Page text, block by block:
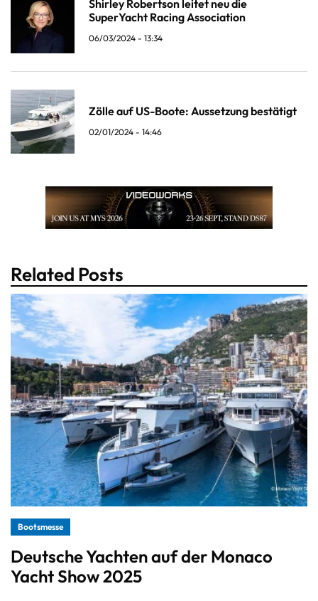
Shirley Robertson leitet neu die
SuperYacht Racing Association
06/03/2024 - 13:34
Zölle auf US-Boote: Aussetzung bestätigt
02/01/2024 - 14:46
Related Posts
Bootsmesse
Deutsche Yachten auf der Monaco
Yacht Show 2025